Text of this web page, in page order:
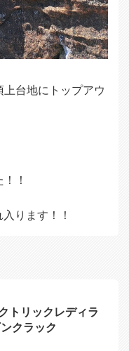
台地にトップアウ
！
ります！！
トリックレディラ
クラック